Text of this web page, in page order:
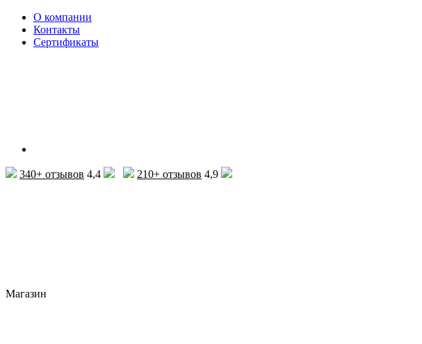
О компании
Контакты
Сертификаты
340+ отзывов 4,4 210+ отзывов 4,9
Магазин